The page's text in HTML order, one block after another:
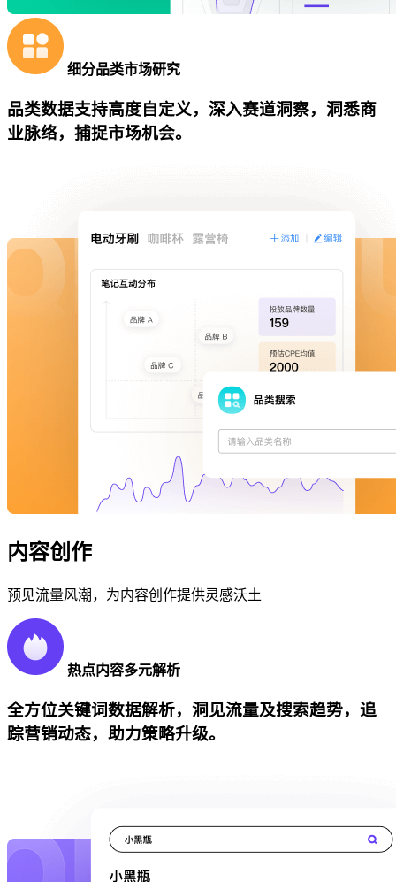
细分品类市场研究
品类数据支持高度自定义，深入赛道洞察，洞悉商
业脉络，捕捉市场机会。
内容创作
预见流量风潮，为内容创作提供灵感沃土
热点内容多元解析
全方位关键词数据解析，洞见流量及搜索趋势，追
踪营销动态，助力策略升级。